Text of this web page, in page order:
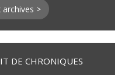
archives >
DE CHRONIQUES